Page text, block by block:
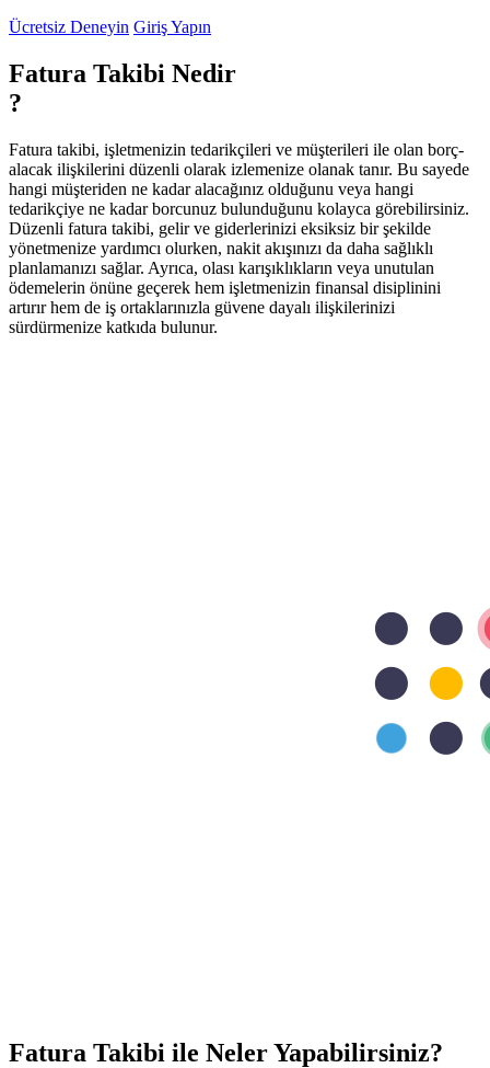
Ücretsiz Deneyin Giriş Yapın
Fatura Takibi Nedir
?
Fatura takibi, işletmenizin tedarikçileri ve müşterileri ile olan borç-
alacak ilişkilerini düzenli olarak izlemenize olanak tanır. Bu sayede
hangi müşteriden ne kadar alacağınız olduğunu veya hangi
tedarikçiye ne kadar borcunuz bulunduğunu kolayca görebilirsiniz.
Düzenli fatura takibi, gelir ve giderlerinizi eksiksiz bir şekilde
yönetmenize yardımcı olurken, nakit akışınızı da daha sağlıklı
planlamanızı sağlar. Ayrıca, olası karışıklıkların veya unutulan
ödemelerin önüne geçerek hem işletmenizin finansal disiplinini
artırır hem de iş ortaklarınızla güvene dayalı ilişkilerinizi
sürdürmenize katkıda bulunur.
Fatura Takibi ile Neler Yapabilirsiniz?